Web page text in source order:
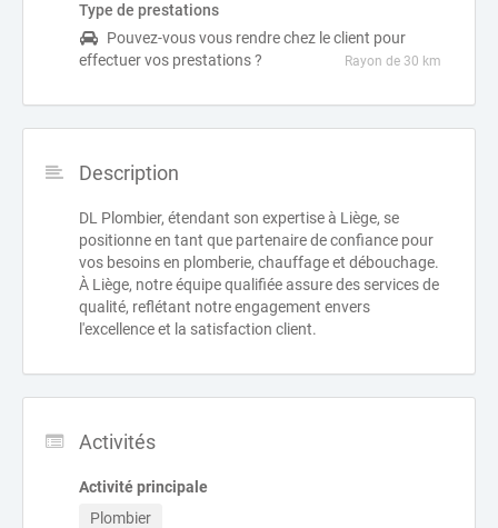
Type de prestations
Pouvez-vous vous rendre chez le client pour
effectuer vos prestations ?
Rayon de 30 km
Description
DL Plombier, étendant son expertise à Liège, se
positionne en tant que partenaire de confiance pour
vos besoins en plomberie, chauffage et débouchage.
À Liège, notre équipe qualifiée assure des services de
qualité, reflétant notre engagement envers
l'excellence et la satisfaction client.
Activités
Activité principale
Plombier